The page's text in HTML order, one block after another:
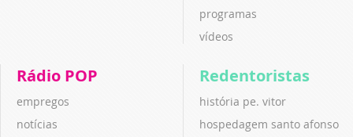
programas
vídeos
Rádio POP
empregos
notícias
Redentoristas
história pe. vitor
hospedagem santo afonso